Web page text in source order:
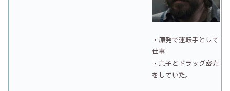
・原発で運転手として
仕事
・息子とドラッグ密売
をしていた。